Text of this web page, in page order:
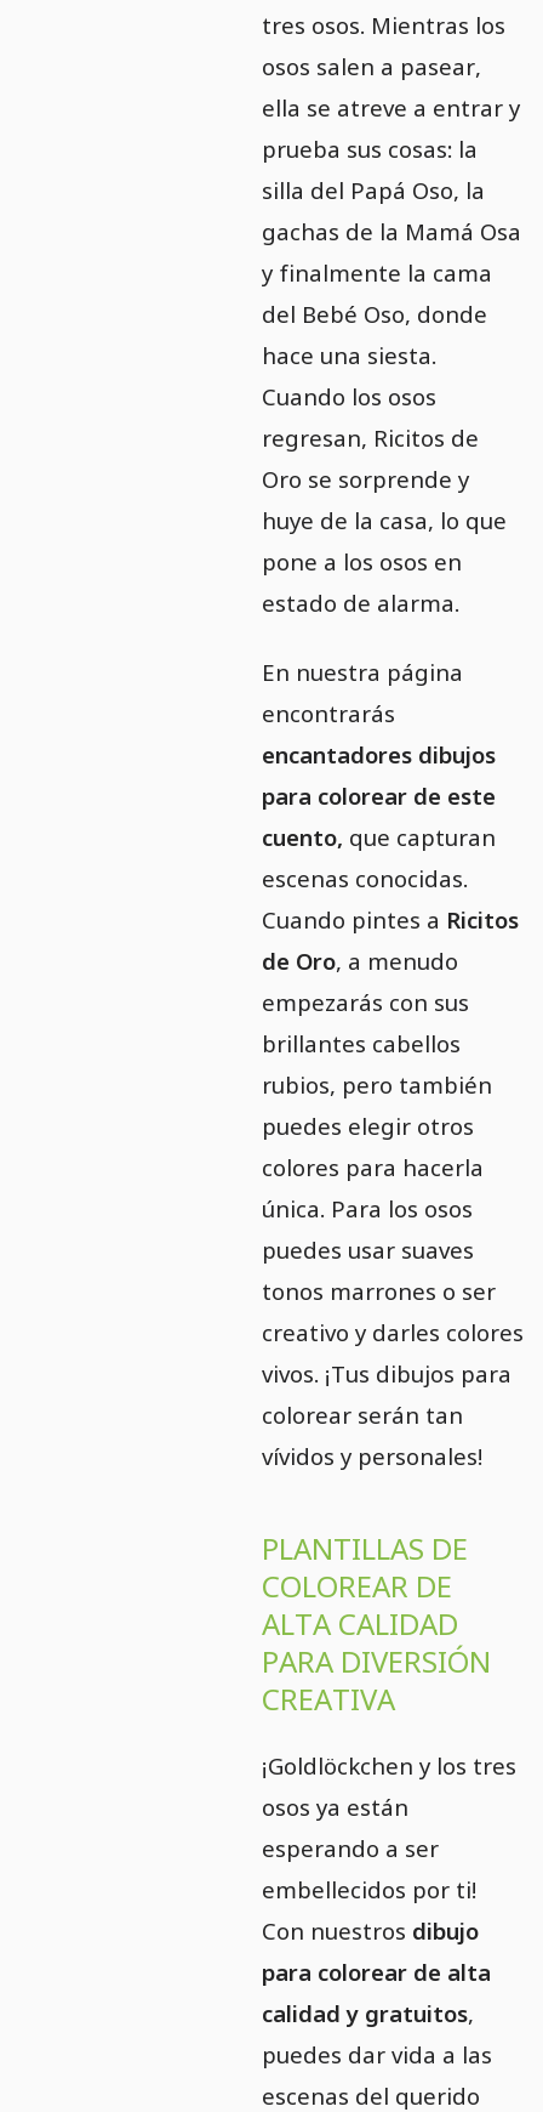
tres osos. Mientras los
osos salen a pasear,
ella se atreve a entrar y
prueba sus cosas: la
silla del Papá Oso, la
gachas de la Mamá Osa
y finalmente la cama
del Bebé Oso, donde
hace una siesta.
Cuando los osos
regresan, Ricitos de
Oro se sorprende y
huye de la casa, lo que
pone a los osos en
estado de alarma.
En nuestra página
encontrarás
encantadores dibujos
para colorear de este
cuento, que capturan
escenas conocidas.
Cuando pintes a Ricitos
de Oro, a menudo
empezarás con sus
brillantes cabellos
rubios, pero también
puedes elegir otros
colores para hacerla
única. Para los osos
puedes usar suaves
tonos marrones o ser
creativo y darles colores
vivos. ¡Tus dibujos para
colorear serán tan
vívidos y personales!
PLANTILLAS DE
COLOREAR DE
ALTA CALIDAD
PARA DIVERSIÓN
CREATIVA
¡Goldlöckchen y los tres
osos ya están
esperando a ser
embellecidos por ti!
Con nuestros dibujo
para colorear de alta
calidad y gratuitos,
puedes dar vida a las
escenas del querido